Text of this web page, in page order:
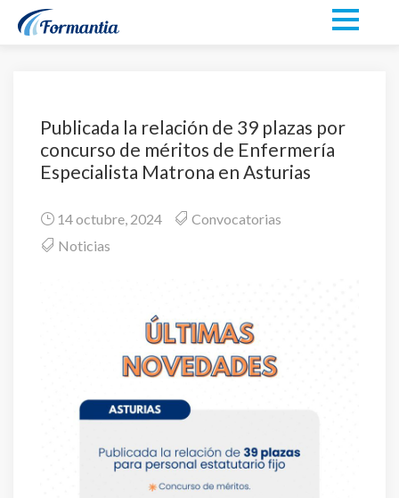
Publicada la relación de 39 plazas por
concurso de méritos de Enfermería
Especialista Matrona en Asturias
14 octubre, 2024
Convocatorias
Noticias